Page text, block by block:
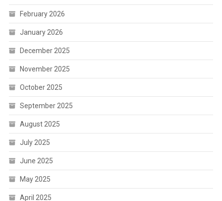
February 2026
January 2026
December 2025
November 2025
October 2025
September 2025
August 2025
July 2025
June 2025
May 2025
April 2025